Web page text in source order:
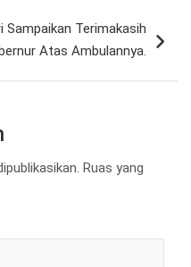
Sampaikan Terimakasih
Atas Ambulannya.
Ruas yang